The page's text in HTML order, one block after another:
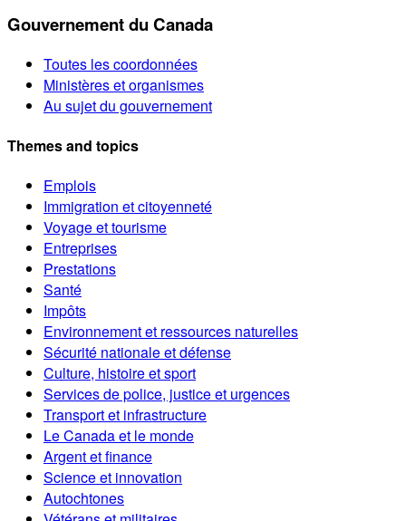
Gouvernement du Canada
Toutes les coordonnées
Ministères et organismes
Au sujet du gouvernement
Themes and topics
Emplois
Immigration et citoyenneté
Voyage et tourisme
Entreprises
Prestations
Santé
Impôts
Environnement et ressources naturelles
Sécurité nationale et défense
Culture, histoire et sport
Services de police, justice et urgences
Transport et infrastructure
Le Canada et le monde
Argent et finance
Science et innovation
Autochtones